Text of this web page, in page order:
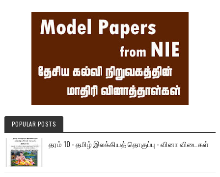
POPULAR POSTS
தரம் 10 - தமிழ் இலக்கியத் தொகுப்பு - வினா விடைகள்